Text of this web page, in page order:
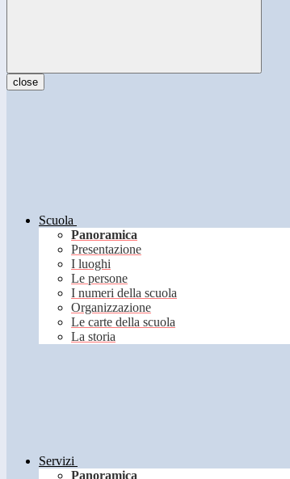
close
Scuola
Panoramica
Presentazione
I luoghi
Le persone
I numeri della scuola
Organizzazione
Le carte della scuola
La storia
Servizi
Panoramica